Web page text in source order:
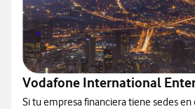
Vodafone International
Si tu empresa financiera tiene sedes